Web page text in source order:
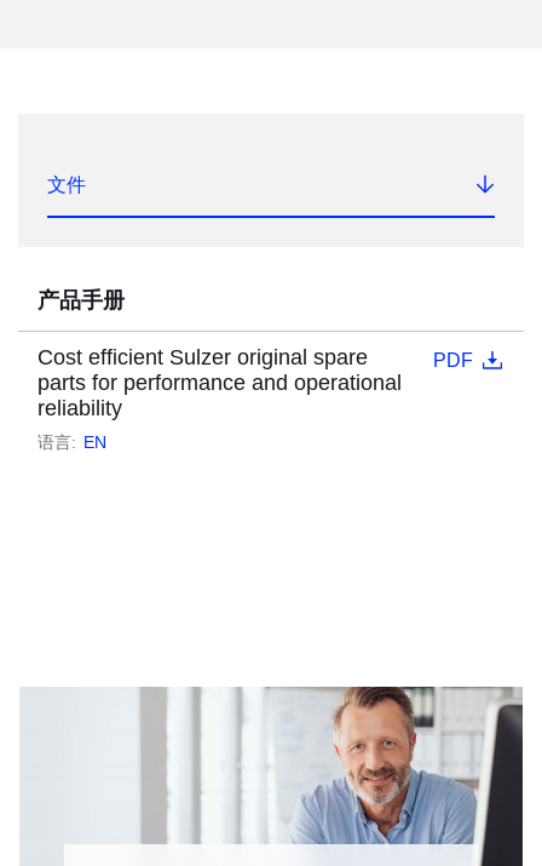
文件
产品手册
Cost efficient Sulzer original spare
parts for performance and operational
reliability
PDF
语言: EN